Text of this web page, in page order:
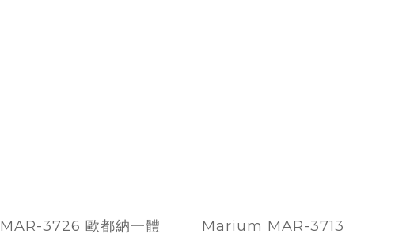
MAR-3726 歐都納一體
Marium MAR-3713